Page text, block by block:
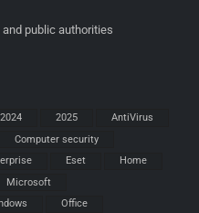
public authorities
2024 2025
AntiVirus
Computer security
Eset
Home
Microsoft
Office